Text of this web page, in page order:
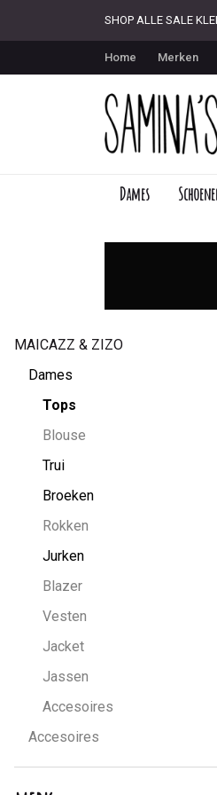
SHOP ALLE SALE
Home Merken
Dames
MAICAZZ & ZIZO
Dames
Tops
Blouse
Trui
Broeken
Rokken
Jurken
Blazer
Vesten
Jacket
Jassen
Accesoires
Accesoires